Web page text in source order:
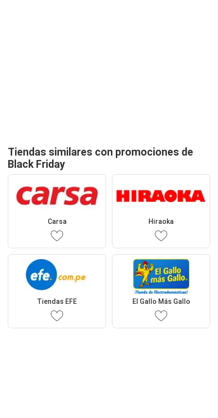
Tiendas similares con promociones de
Black Friday
Carsa Hiraoka
Tiendas EFE El Gallo Más Gallo